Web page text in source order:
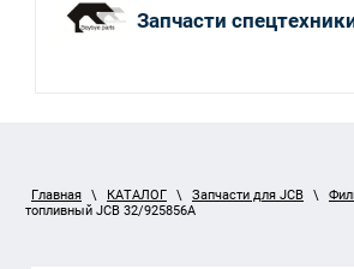
Запчасти
Главная \ КАТАЛОГ \ Запчасти для JCB \
топливный JCB 32/925856A